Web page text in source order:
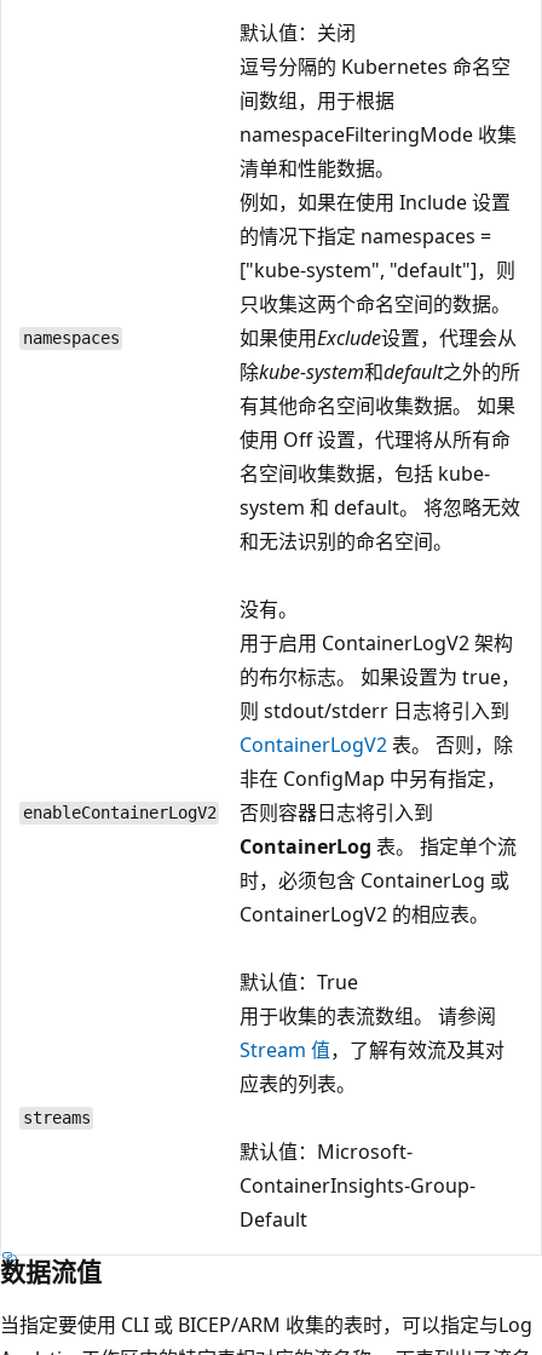
默认值：关闭
namespaces
逗号分隔的 Kubernetes 命名空
间数组，用于根据
namespaceFilteringMode 收集
清单和性能数据。
例如，如果在使用 Include 设置
的情况下指定 namespaces =
["kube-system", "default"]，则
只收集这两个命名空间的数据。
如果使用Exclude设置，代理会从
除kube-system和default之外的所
有其他命名空间收集数据。 如果
使用 Off 设置，代理将从所有命
名空间收集数据，包括 kube-
system 和 default。 将忽略无效
和无法识别的命名空间。
没有。
enableContainerLogV2
用于启用 ContainerLogV2 架构
的布尔标志。 如果设置为 true，
则 stdout/stderr 日志将引入到
ContainerLogV2表。 否则，除
非在 ConfigMap 中另有指定，
否则容器日志将引入到
ContainerLog 表。 指定单个流
时，必须包含 ContainerLog 或
ContainerLogV2 的相应表。
默认值：True
streams
用于收集的表流数组。 请参阅
Stream 值，了解有效流及其对
应表的列表。
默认值：Microsoft-
ContainerInsights-Group-
Default
数据流值
当指定要使用 CLI 或 BICEP/ARM 收集的表时，可以指定与Log